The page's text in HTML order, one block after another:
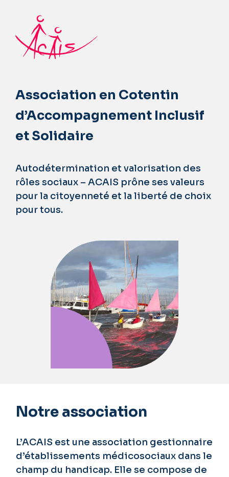
Association en Cotentin
d’Accompagnement Inclusif
et Solidaire
Autodétermination et valorisation des
rôles sociaux – ACAIS prône ses valeurs
pour la citoyenneté et la liberté de choix
pour tous.
Notre association
L’ACAIS est une association gestionnaire
d’établissements médicosociaux dans le
champ du handicap. Elle se compose de